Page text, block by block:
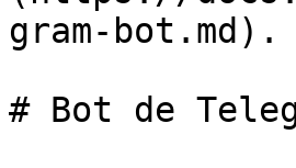
gram-bot.md).
# Bot de